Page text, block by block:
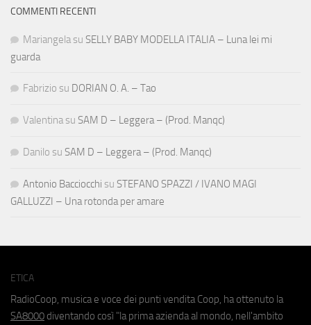
COMMENTI RECENTI
Mariangela su SELLY BABY MODELLA ITALIA – Luna lei mi
guarda
Fabrizio su DORIAN O. A. – Tao
Valentina su SAM D – Leggera – (Prod. Manqc)
Danilo su SAM D – Leggera – (Prod. Manqc)
Antonio Bacciocchi su STEFANO SPAZZI / IVANO MAGI
GALLUZZI – Una rotonda per amare
ETICA
RadioCoop, musica e voce dei punti vendita Coop, ha ottenuto la
SA8000 diventando così "la prima azienda al mondo, nell'ambito